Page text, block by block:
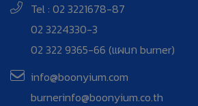
Tel : 02 3221678-87
02 3224330-3
02 322 9365-66 (แผนก burner)
info@boonyium.com
burnerinfo@boonyium.co.th